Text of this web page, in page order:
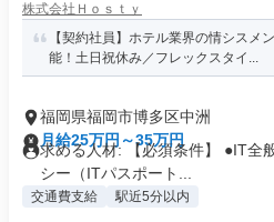
株式会社Ｈｏｓｔｙ
【契約社員】ホテル業界の情シスメ
能！土日祝休み／フレックスタイ...
福岡県福岡市博多区中洲
月給25万円～35万円
求める人材: 【必須条件】 ●IT全
シー（ITパスポート...
交通費支給 駅近5分以内